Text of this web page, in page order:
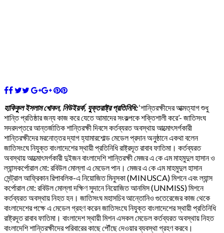
হাকিকুল ইসলাম খোকন, নিউইয়র্ক, যুক্তরাষ্ট্র প্রতিনিধি:‘শান্তিরক্ষীদের আত্মত্যাগ শুধু
শান্তি প্রতিষ্ঠার জন্য কাজ করে যেতে আমাদের সংকল্পকে শক্তিশালী করে’- জাতিসংঘ
সদরদপ্তরে আন্তর্জাতিক শান্তিরক্ষী দিবসে কর্তব্যরত অবস্থায় আত্মোৎসর্গকারী
শান্তিরক্ষীদের মরনোত্তর দ্যাগ হ্যামারশোল্ড মেডেল প্রদান অনুষ্ঠানে একথা বলেন
জাতিসংঘে নিযুক্ত বাংলাদেশের স্থায়ী প্রতিনিধি রাষ্ট্রদূত রাবাব ফাতিমা। কর্তব্যরত
অবস্থায় আত্মোৎসর্গকারী দুইজন বাংলাদেশি শান্তিরক্ষী মেজর এ কে এম মাহমুদুল হাসান ও
ল্যান্সকর্পোরাল মো: রবিউল মোল্লা এ মেডেল পান। মেজর এ কে এম মাহমুদুল হাসান
সেন্ট্রাল আফ্রিকান রিপাবলিক-এ নিয়োজিত মিনুসকা (MINUSCA) মিশনে এবং ল্যান্স
কর্পোরাল মো: রবিউল মোল্লা দক্ষিণ সুদানে নিয়োজিত আনমিস (UNMISS) মিশনে
কর্তব্যরত অবস্থায় নিহত হন। জাতিসংঘ মহাসচিব আন্তোনিও গুতেরেজের কাজ থেকে
বাংলাদেশের পক্ষে এ মেডেল গ্রহণ করেন জাতিসংঘে নিযুক্ত বাংলাদেশের স্থায়ী প্রতিনিধি
রাষ্ট্রদূত রাবাব ফাতিমা। বাংলাদেশ স্থায়ী মিশন এসকল মেডেল কর্তব্যরত অবস্থায় নিহত
বাংলাদেশি শান্তিরক্ষীদের পরিবারের কাছে পৌঁছে দেওয়ার ব্যবস্থা গ্রহণ করবে।